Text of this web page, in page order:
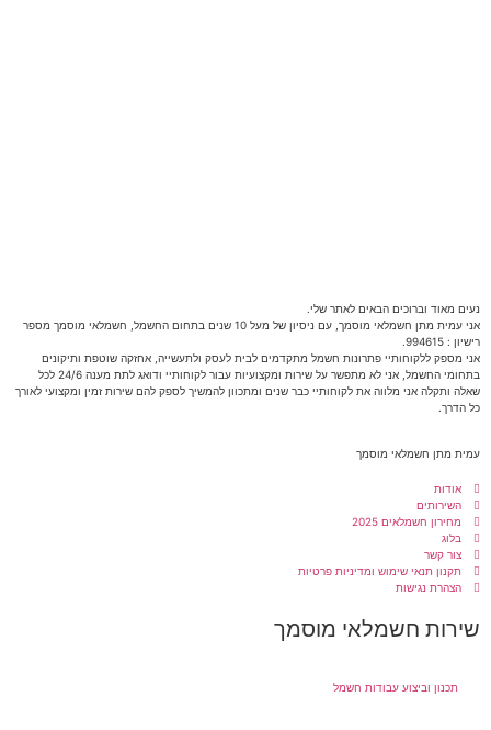
נעים מאוד וברוכים הבאים לאתר שלי.
אני עמית מתן חשמלאי מוסמך, עם ניסיון של מעל 10 שנים בתחום החשמל, חשמלאי מוסמך מספר
רישיון : 994615.
אני מספק ללקוחותיי פתרונות חשמל מתקדמים לבית לעסק ולתעשייה, אחזקה שוטפת ותיקונים
בתחומי החשמל, אני לא מתפשר על שירות ומקצועיות עבור לקוחותיי ודואג לתת מענה 24/6 לכל
שאלה ותקלה אני מלווה את לקוחותיי כבר שנים ומתכוון להמשיך לספק להם שירות זמין ומקצועי לאורך
כל הדרך.
עמית מתן חשמלאי מוסמך
אודות
השירותים
מחירון חשמלאים 2025
בלוג
צור קשר
תקנון תנאי שימוש ומדיניות פרטיות
הצהרת נגישות
שירות חשמלאי מוסמך
תכנון וביצוע עבודות חשמל